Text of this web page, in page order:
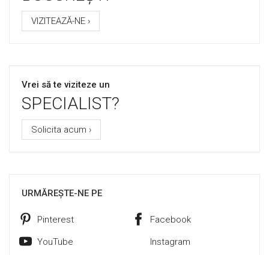
VIZITEAZĂ-NE ›
Vrei să te viziteze un
SPECIALIST?
Solicita acum ›
URMĂREȘTE-NE PE
Pinterest Facebook
YouTube Instagram